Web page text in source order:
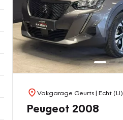
Vakgarage Geurts| Echt (LI)
Peugeot 2008